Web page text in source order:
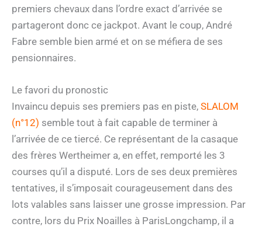
premiers chevaux dans l’ordre exact d’arrivée se
partageront donc ce jackpot. Avant le coup, André
Fabre semble bien armé et on se méfiera de ses
pensionnaires.
Le favori du pronostic
Invaincu depuis ses premiers pas en piste, SLALOM
(n°12) semble tout à fait capable de terminer à
l’arrivée de ce tiercé. Ce représentant de la casaque
des frères Wertheimer a, en effet, remporté les 3
courses qu’il a disputé. Lors de ses deux premières
tentatives, il s’imposait courageusement dans des
lots valables sans laisser une grosse impression. Par
contre, lors du Prix Noailles à ParisLongchamp, il a